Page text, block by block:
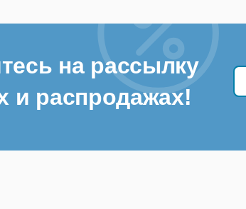
на рассылку
и распродажах!